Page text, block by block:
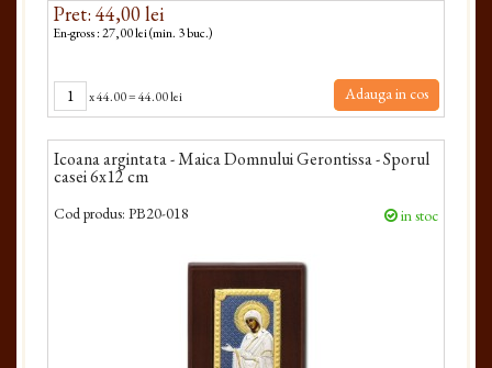
Pret: 44,00 lei
En-gross : 27,00 lei (min. 3 buc.)
x44.00=44.00 lei Adauga in cos
Icoana argintata - Maica Domnului Gerontissa - Sporul
casei 6x12 cm
Cod produs: PB20-018 in stoc